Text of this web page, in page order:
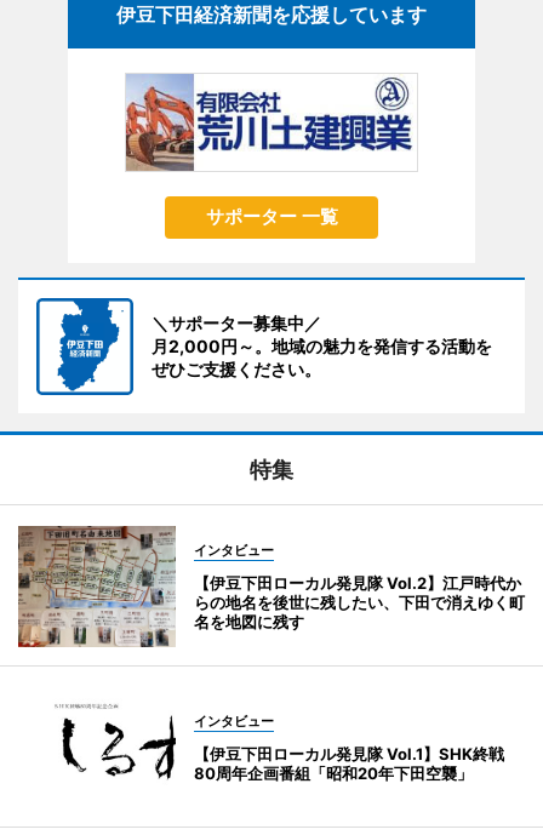
伊豆下田経済新聞を応援しています
サポーター 一覧
＼サポーター募集中／
月2,000円～。地域の魅力を発信する活動を
ぜひご支援ください。
特集
インタビュー
【伊豆下田ローカル発見隊 Vol.2】江戸時代か
らの地名を後世に残したい、下田で消えゆく町
名を地図に残す
インタビュー
【伊豆下田ローカル発見隊 Vol.1】SHK終戦
80周年企画番組「昭和20年下田空襲」